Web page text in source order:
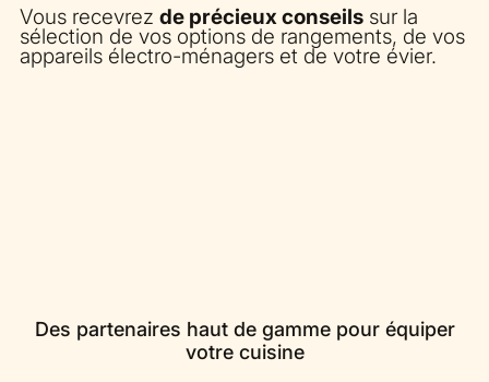
Vous recevrez de précieux conseilssur la
sélection de vos options de rangements, de vos
appareils électro-ménagers et de votre évier.
Des partenaires haut de gamme pour équiper
votre cuisine